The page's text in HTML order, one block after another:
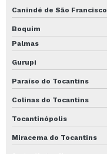
Canindé de São Francisco
Boquim
Palmas
Gurupi
Paraíso do Tocantins
Colinas do Tocantins
Tocantinópolis
Miracema do Tocantins